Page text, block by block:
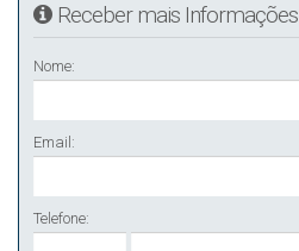
Receber mais Informações
Nome:
Email:
Telefone: